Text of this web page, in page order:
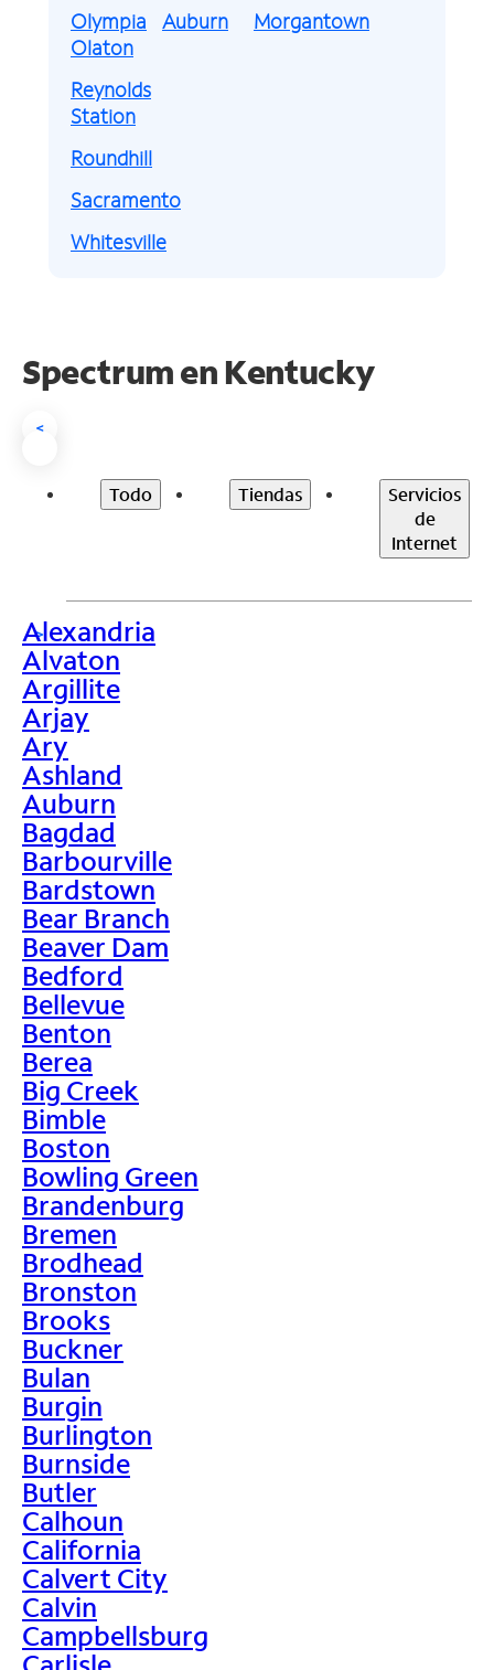
Olympia
Auburn
Morgantown
Olaton
Reynolds
Station
Roundhill
Sacramento
Whitesville
Spectrum en Kentucky
<
Todo Tiendas
Servicios
de
Internet
>
Alexandria
Alvaton
Argillite
Arjay
Ary
Ashland
Auburn
Bagdad
Barbourville
Bardstown
Bear Branch
Beaver Dam
Bedford
Bellevue
Benton
Berea
Big Creek
Bimble
Boston
Bowling Green
Brandenburg
Bremen
Brodhead
Bronston
Brooks
Buckner
Bulan
Burgin
Burlington
Burnside
Butler
Calhoun
California
Calvert City
Calvin
Campbellsburg